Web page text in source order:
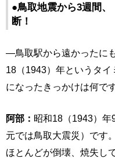
●鳥取地震から3週間
断！
―鳥取駅から遠かったに
18（1943）年というタ
になったきっかけは何で
阿部： 昭和18（1943）
元では鳥取大震災）です
ほとんどが倒壊、焼失し